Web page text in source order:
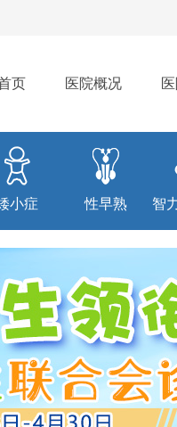
页 医院概况
小症 性早熟 智